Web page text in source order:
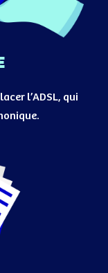
l’ADSL, qui